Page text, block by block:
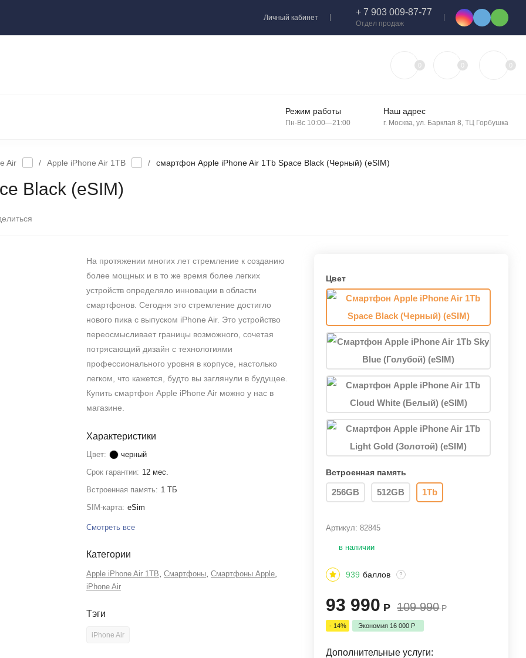
Личный кабинет
+ 7 903 009-87-77
Отдел продаж
0 0 0
Режим работы
Пн-Вс 10:00—21:00
Наш адрес
г. Москва, ул. Барклая 8, ТЦ Горбушка
Air / Apple iPhone Air 1TB / cмартфон Apple iPhone Air 1Tb Space Black (Черный) (eSIM)
Black (eSIM)
На протяжении многих лет стремление к созданию
более мощных и в то же время более легких
устройств определяло инновации в области
смартфонов. Сегодня это стремление достигло
нового пика с выпуском iPhone Air. Это устройство
переосмысливает границы возможного, сочетая
потрясающий дизайн с технологиями
профессионального уровня в корпусе, настолько
легком, что кажется, будто вы заглянули в будущее.
Купить смартфон Apple iPhone Air можно у нас в
магазине.
Характеристики
Цвет:
черный
Срок гарантии: 12 мес.
Встроенная память: 1 ТБ
SIM-карта: eSim
Смотреть все
Категории
Apple iPhone Air 1TB Смартфоны, Смартфоны Apple,
iPhone Air
Тэги
iPhone Air
Цвет
Встроенная память
256GB 512GB 1Tb
Артикул:82845
в наличии
939 баллов ?
93 990 Р 109 990 Р
- 14% Экономия 16 000 Р
Дополнительные услуги: